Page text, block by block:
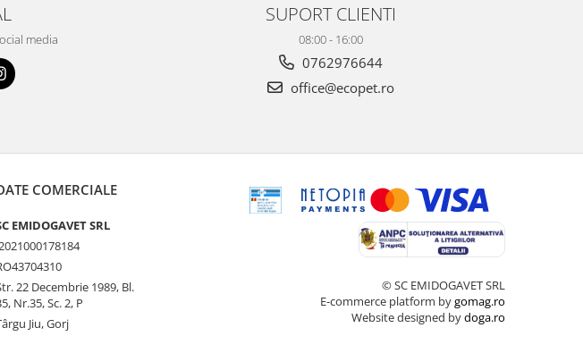
media
SUPORT CLIENTI
08:00 - 16:00
0762976644
office@ecopet.ro
COMERCIALE
EMIDOGAVET SRL
22 Decembrie 1989, Bl.
Nr.35, Sc. 2, P
Jiu, Gorj
© SC EMIDOGAVET SRL
E-commerce platform bygomag.ro
Website designed bydoga.ro